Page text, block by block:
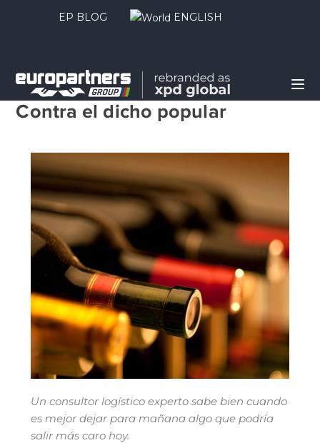
EP BLOG ENGLISH
Ep Marítimo 21 noviembre, 2019
Contra el dicho popular
Un consultor logístico experto sabe bien cuando
es mejor dejar para mañana algo que podría
salir más caro hoy.